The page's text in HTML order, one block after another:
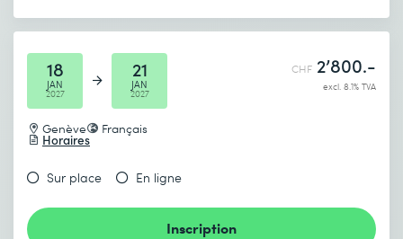
18
JAN
2027
21
JAN
2027
Genève Français
Horaires
CHF 2’800.-
excl. 8.1% TVA
Sur place En ligne
Inscription